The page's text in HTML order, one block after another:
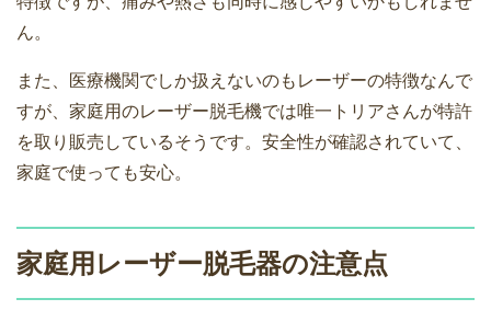
ん。
また、医療機関でしか扱えないのもレーザーの特徴なんで
すが、家庭用のレーザー脱毛機では唯一トリアさんが特許
を取り販売しているそうです。安全性が確認されていて、
家庭で使っても安心。
家庭用レーザー脱毛器の注意点